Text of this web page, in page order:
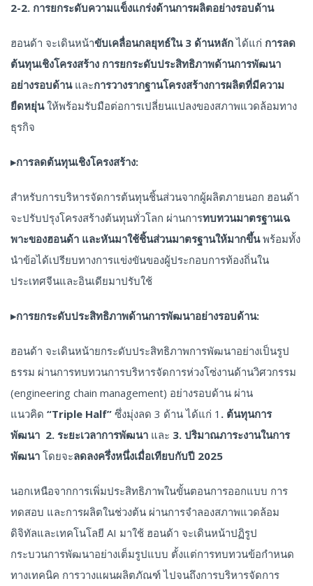
2-2. การยกระดับความแข็งแกร่งด้านการผลิตอย่างรอบด้าน
ฮอนด้า จะเดินหน้าขับเคลื่อนกลยุทธ์ใน 3 ด้านหลักได้แก่ การลด
ต้นทุนเชิงโครงสร้าง การยกระดับประสิทธิภาพด้านการพัฒนา
อย่างรอบด้านและการวางรากฐานโครงสร้างการผลิตที่มีความ
ยืดหยุ่นให้พร้อมรับมือต่อการเปลี่ยนแปลงของสภาพแวดล้อมทาง
ธุรกิจ
▸การลดต้นทุนเชิงโครงสร้าง:
สำหรับการบริหารจัดการต้นทุนชิ้นส่วนจากผู้ผลิตภายนอก ฮอนด้า
จะปรับปรุงโครงสร้างต้นทุนทั่วโลก ผ่านการทบทวนมาตรฐานเฉ
พาะของฮอนด้า และหันมาใช้ชิ้นส่วนมาตรฐานให้มากขึ้นพร้อมทั้ง
นำข้อได้เปรียบทางการแข่งขันของผู้ประกอบการท้องถิ่นใน
ประเทศจีนและอินเดียมาปรับใช้
▸การยกระดับประสิทธิภาพด้านการพัฒนาอย่างรอบด้าน:
ฮอนด้า จะเดินหน้ายกระดับประสิทธิภาพการพัฒนาอย่างเป็นรูป
ธรรม ผ่านการทบทวนการบริหารจัดการห่วงโซ่งานด้านวิศวกรรม
(engineering chain management) อย่างรอบด้าน ผ่าน
แนวคิด “Triple Half” ซึ่งมุ่งลด 3 ด้าน ได้แก่ 1 . ต้นทุนการ
พัฒนา 2. ระยะเวลาการพัฒนา และ 3. ปริมาณภาระงานในการ
พัฒนา โดยจะลดลงครึ่งหนึ่งเมื่อเทียบกับปี 2025
นอกเหนือจากการเพิ่มประสิทธิภาพในขั้นตอนการออกแบบ การ
ทดสอบ และการผลิตในช่วงต้น ผ่านการจำลองสภาพแวดล้อม
ดิจิทัลและเทคโนโลยี AI มาใช้ ฮอนด้า จะเดินหน้าปฏิรูป
กระบวนการพัฒนาอย่างเต็มรูปแบบ ตั้งแต่การทบทวนข้อกำหนด
ทางเทคนิค การวางแผนผลิตภัณฑ์ ไปจนถึงการบริหารจัดการ